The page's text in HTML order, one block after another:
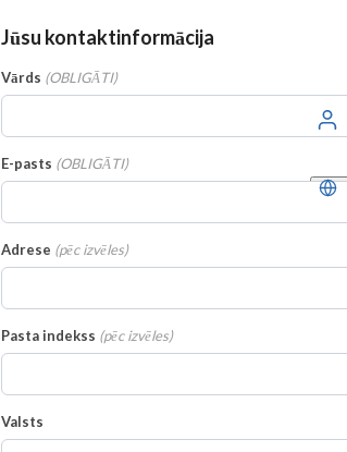
Jūsu kontaktinformācija
Vārds (OBLIGĀTI)
E-pasts (OBLIGĀTI)
Adrese (pēc izvēles)
Pasta indekss (pēc izvēles)
Valsts